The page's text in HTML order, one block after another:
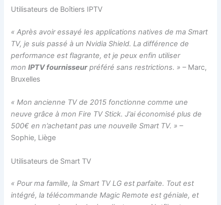
Utilisateurs de Boîtiers IPTV
« Après avoir essayé les applications natives de ma Smart
TV, je suis passé à un Nvidia Shield. La différence de
performance est flagrante, et je peux enfin utiliser
monIPTV fournisseurpréféré sans restrictions. » – Marc,
Bruxelles
« Mon ancienne TV de 2015 fonctionne comme une
neuve grâce à mon Fire TV Stick. J’ai économisé plus de
500€ en n’achetant pas une nouvelle Smart TV. » –
Sophie, Liège
Utilisateurs de Smart TV
« Pour ma famille, la Smart TV LG est parfaite. Tout est
intégré, la télécommande Magic Remote est géniale, et